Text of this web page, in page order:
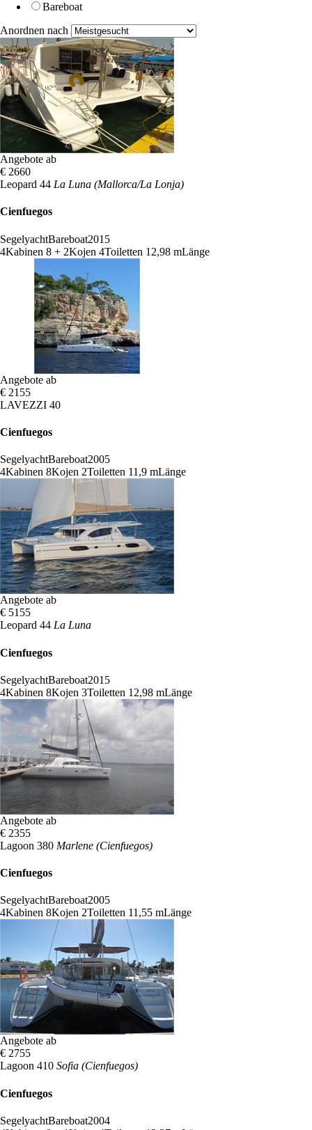
Bareboat
Anordnen nach
Angebote ab
€ 2660
Leopard 44 La Luna (Mallorca/La Lonja)
Cienfuegos
SegelyachtBareboat2015
4Kabinen 8 + 2Kojen 4Toiletten 12,98 mLänge
Angebote ab
€ 2155
LAVEZZI 40
Cienfuegos
SegelyachtBareboat2005
4Kabinen 8Kojen 2Toiletten 11,9 mLänge
Angebote ab
€ 5155
Leopard 44 La Luna
Cienfuegos
SegelyachtBareboat2015
4Kabinen 8Kojen 3Toiletten 12,98 mLänge
Angebote ab
€ 2355
Lagoon 380 Marlene (Cienfuegos)
Cienfuegos
SegelyachtBareboat2005
4Kabinen 8Kojen 2Toiletten 11,55 mLänge
Angebote ab
€ 2755
Lagoon 410 Sofia (Cienfuegos)
Cienfuegos
SegelyachtBareboat2004